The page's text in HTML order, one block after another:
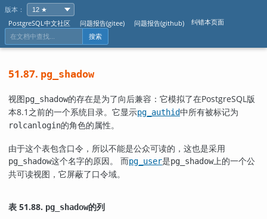
版本：
PostgreSQL中文社区
问题报告(gitee) 问题报告(github) 纠错本页面
搜索
51.87. pg_shadow
视图pg_shadow的存在是为了向后兼容：它模拟了在PostgreSQL版
本8.1之前的一个系统目录。它显示pg_authid中所有被标记为
rolcanlogin的角色的属性。
由于这个表包含口令，所以不能是公众可读的，这也是采用
pg_shadow这个名字的原因。 而pg_user是pg_shadow上的一个公
共可读视图，它屏蔽了口令域。
表 51.88. pg_shadow的列